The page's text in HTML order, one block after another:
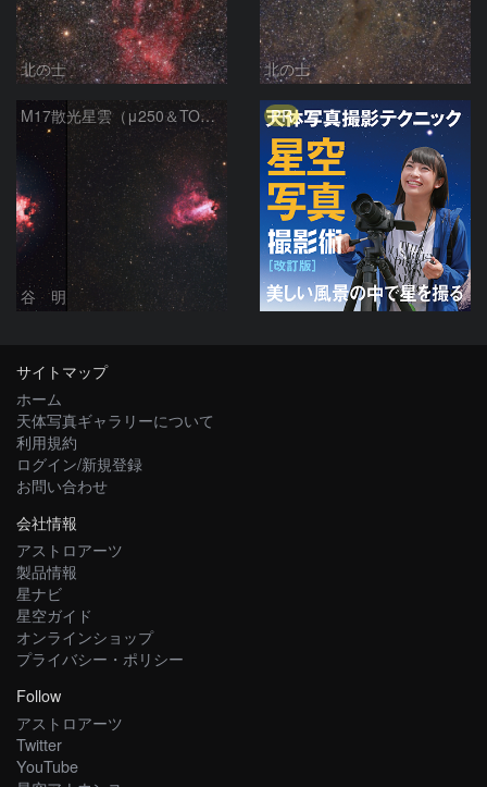
北の士 北の士
M17散光星雲（μ250＆TOA130）
谷 明
PR
サイトマップ
ホーム
天体写真ギャラリーについて
利用規約
ログイン/新規登録
お問い合わせ
会社情報
アストロアーツ
製品情報
星ナビ
星空ガイド
オンラインショップ
プライバシー・ポリシー
Follow
アストロアーツ
Twitter
YouTube